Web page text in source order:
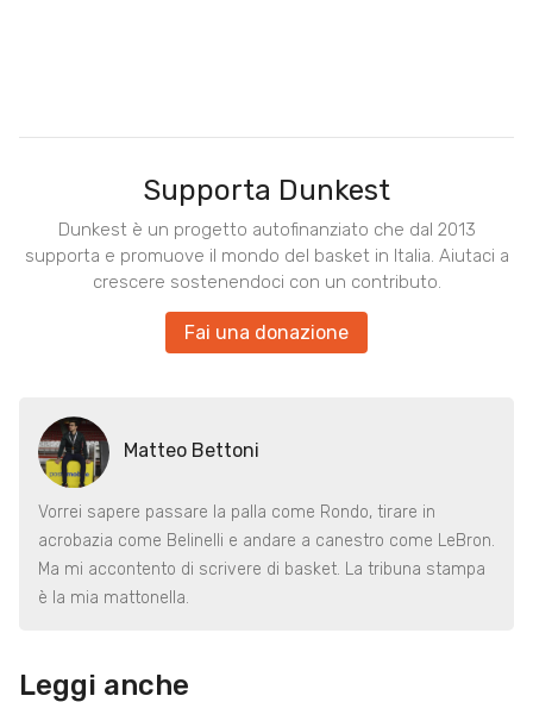
Supporta Dunkest
Dunkest è un progetto autofinanziato che dal 2013
supporta e promuove il mondo del basket in Italia. Aiutaci a
crescere sostenendoci con un contributo.
Fai una donazione
Matteo Bettoni
Vorrei sapere passare la palla come Rondo, tirare in
acrobazia come Belinelli e andare a canestro come LeBron.
Ma mi accontento di scrivere di basket. La tribuna stampa
è la mia mattonella.
Leggi anche